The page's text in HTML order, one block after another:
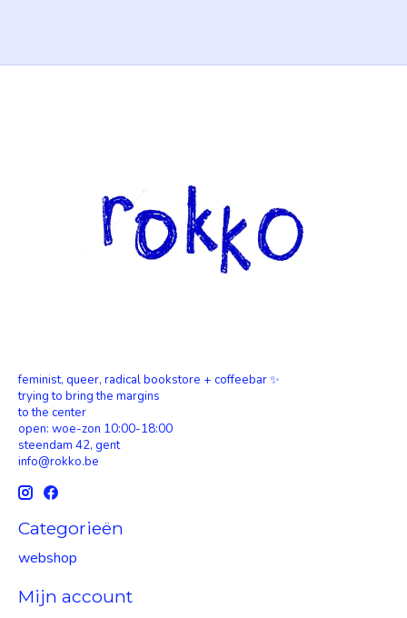
feminist, queer, radical bookstore + coffeebar ✨
trying to bring the margins
to the center
open: woe-zon 10:00-18:00
steendam 42, gent
info@rokko.be
Categorieën
webshop
Mijn account